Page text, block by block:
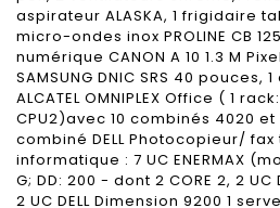
aspirateur ALASKA, 1 frigidaire
micro-ondes inox PROLINE CB
numérique CANON A 10 1.3 M
SAMSUNG DNIC SRS 40
ALCATEL OMNIPLEX Office ( 1
CPU2)avec 10 combinés 4020 et
combiné DELL Photocopieur/ fax
informatique : 7 UC ENERMAX
G; DD: 200 - dont 2 CORE 2, 2 UC
2 UC DELL Dimension 9200 1